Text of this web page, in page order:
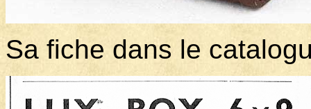
Sa fiche dans le